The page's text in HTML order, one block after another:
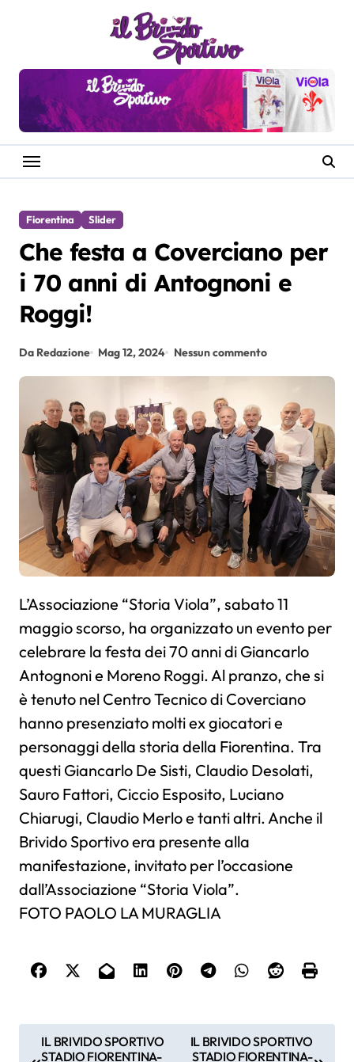
Fiorentina Slider
Che festa a Coverciano per
i 70 anni di Antognoni e
Roggi!
Da Redazione Mag 12, 2024 Nessun commento
L’Associazione “Storia Viola”, sabato 11
maggio scorso, ha organizzato un evento per
celebrare la festa dei 70 anni di Giancarlo
Antognoni e Moreno Roggi. Al pranzo, che si
è tenuto nel Centro Tecnico di Coverciano
hanno presenziato molti ex giocatori e
personaggi della storia della Fiorentina. Tra
questi Giancarlo De Sisti, Claudio Desolati,
Sauro Fattori, Ciccio Esposito, Luciano
Chiarugi, Claudio Merlo e tanti altri. Anche il
Brivido Sportivo era presente alla
manifestazione, invitato per l’occasione
dall’Associazione “Storia Viola”.
FOTO PAOLO LA MURAGLIA
IL BRIVIDO SPORTIVO
STADIO FIORENTINA-
IL BRIVIDO SPORTIVO
STADIO FIORENTINA-